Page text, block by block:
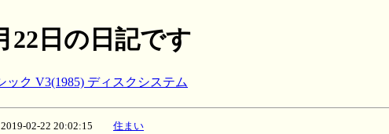
22日の日記です
ック V3(1985) ディスクシステム
2019-02-22 20:02:15 住まい